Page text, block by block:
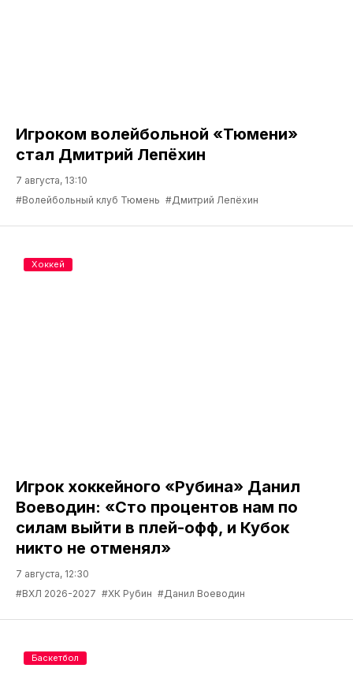
Игроком волейбольной «Тюмени»
стал Дмитрий Лепёхин
7 августа, 13:10
#Волейбольный клуб Тюмень #Дмитрий Лепёхин
Игрок хоккейного «Рубина» Данил
Воеводин: «Сто процентов нам по
силам выйти в плей-офф, и Кубок
никто не отменял»
7 августа, 12:30
#ВХЛ 2026-2027 #ХК Рубин #Данил Воеводин
Хоккей
Баскетбол